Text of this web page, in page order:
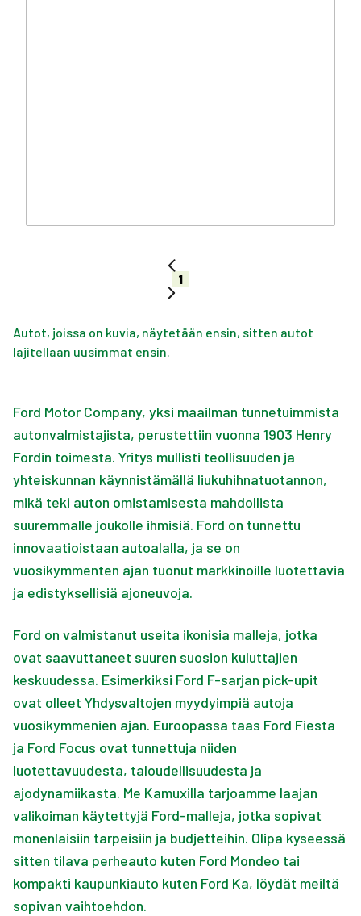
1
Autot, joissa on kuvia, näytetään ensin, sitten autot
lajitellaan uusimmat ensin.
Ford Motor Company, yksi maailman tunnetuimmista
autonvalmistajista, perustettiin vuonna 1903 Henry
Fordin toimesta. Yritys mullisti teollisuuden ja
yhteiskunnan käynnistämällä liukuhihnatuotannon,
mikä teki auton omistamisesta mahdollista
suuremmalle joukolle ihmisiä. Ford on tunnettu
innovaatioistaan autoalalla, ja se on
vuosikymmenten ajan tuonut markkinoille luotettavia
ja edistyksellisiä ajoneuvoja.
Ford on valmistanut useita ikonisia malleja, jotka
ovat saavuttaneet suuren suosion kuluttajien
keskuudessa. Esimerkiksi Ford F-sarjan pick-upit
ovat olleet Yhdysvaltojen myydyimpiä autoja
vuosikymmenien ajan. Euroopassa taas Ford Fiesta
ja Ford Focus ovat tunnettuja niiden
luotettavuudesta, taloudellisuudesta ja
ajodynamiikasta. Me Kamuxilla tarjoamme laajan
valikoiman käytettyjä Ford-malleja, jotka sopivat
monenlaisiin tarpeisiin ja budjetteihin. Olipa kyseessä
sitten tilava perheauto kuten Ford Mondeo tai
kompakti kaupunkiauto kuten Ford Ka, löydät meiltä
sopivan vaihtoehdon.